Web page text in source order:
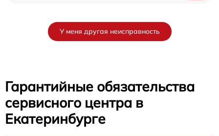
У меня другая неисправность
Гарантийные обязательства
сервисного центра в
Екатеринбурге